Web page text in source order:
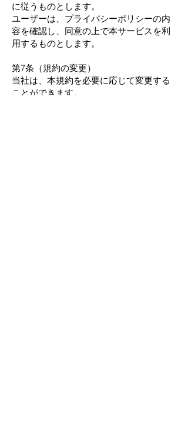
に従うものとします。
ユーザーは、プライバシーポリシーの内
容を確認し、同意の上で本サービスを利
用するものとします。
第7条（規約の変更）
当社は、本規約を必要に応じて変更する
ことができます。